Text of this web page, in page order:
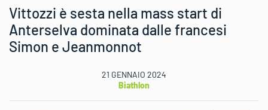
Vittozzi è sesta nella mass start di
Anterselva dominata dalle francesi
Simon e Jeanmonnot
21 GENNAIO 2024
Biathlon